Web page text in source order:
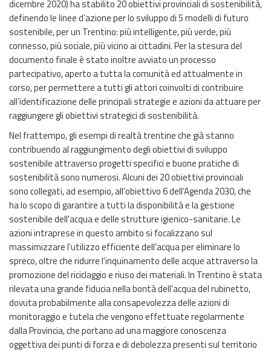
dicembre 2020) ha stabilito 20 obiettivi provinciali di sostenibilità,
definendo le linee d’azione per lo sviluppo di 5 modelli di futuro
sostenibile, per un Trentino: più intelligente, più verde, più
connesso, più sociale, più vicino ai cittadini. Per la stesura del
documento finale è stato inoltre avviato un processo
partecipativo, aperto a tutta la comunità ed attualmente in
corso, per permettere a tutti gli attori coinvolti di contribuire
all’identificazione delle principali strategie e azioni da attuare per
raggiungere gli obiettivi strategici di sostenibilità.
Nel frattempo, gli esempi di realtà trentine che già stanno
contribuendo al raggiungimento degli obiettivi di sviluppo
sostenibile attraverso progetti specifici e buone pratiche di
sostenibilità sono numerosi. Alcuni dei 20 obiettivi provinciali
sono collegati, ad esempio, all’obiettivo 6 dell’Agenda 2030, che
ha lo scopo di garantire a tutti la disponibilità e la gestione
sostenibile dell'acqua e delle strutture igienico-sanitarie. Le
azioni intraprese in questo ambito si focalizzano sul
massimizzare l'utilizzo efficiente dell'acqua per eliminare lo
spreco, oltre che ridurre l'inquinamento delle acque attraverso la
promozione del riciclaggio e riuso dei materiali. In Trentino è stata
rilevata una grande fiducia nella bontà dell'acqua del rubinetto,
dovuta probabilmente alla consapevolezza delle azioni di
monitoraggio e tutela che vengono effettuate regolarmente
dalla Provincia, che portano ad una maggiore conoscenza
oggettiva dei punti di forza e di debolezza presenti sul territorio